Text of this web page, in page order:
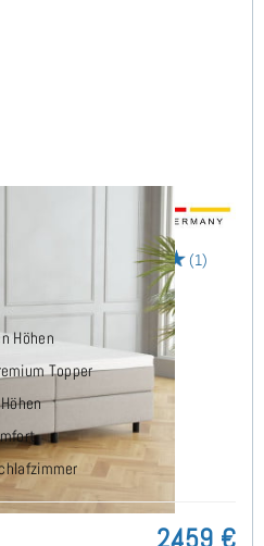
cm (1)
Höhen
Topper
2.459 €